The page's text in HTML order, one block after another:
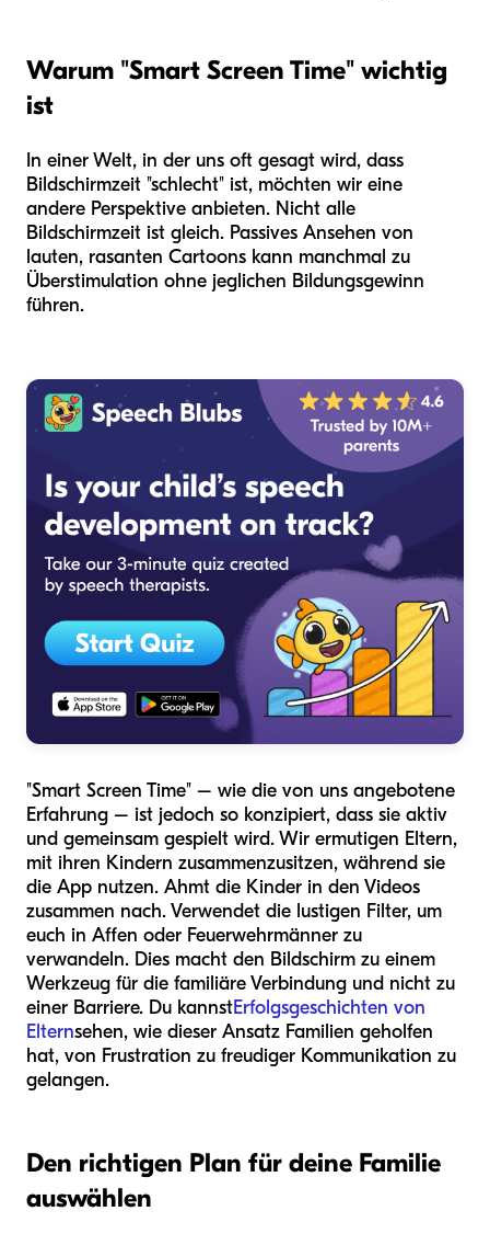
Warum "Smart Screen Time" wichtig
ist
In einer Welt, in der uns oft gesagt wird, dass
Bildschirmzeit "schlecht" ist, möchten wir eine
andere Perspektive anbieten. Nicht alle
Bildschirmzeit ist gleich. Passives Ansehen von
lauten, rasanten Cartoons kann manchmal zu
Überstimulation ohne jeglichen Bildungsgewinn
führen.
"Smart Screen Time" – wie die von uns angebotene
Erfahrung – ist jedoch so konzipiert, dass sie aktiv
und gemeinsam gespielt wird. Wir ermutigen Eltern,
mit ihren Kindern zusammenzusitzen, während sie
die App nutzen. Ahmt die Kinder in den Videos
zusammen nach. Verwendet die lustigen Filter, um
euch in Affen oder Feuerwehrmänner zu
verwandeln. Dies macht den Bildschirm zu einem
Werkzeug für die familiäre Verbindung und nicht zu
einer Barriere. Du kannstErfolgsgeschichten von
Elternsehen, wie dieser Ansatz Familien geholfen
hat, von Frustration zu freudiger Kommunikation zu
gelangen.
Den richtigen Plan für deine Familie
auswählen